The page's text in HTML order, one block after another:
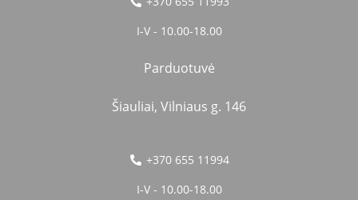
I-V - 10.00-18.00
Parduotuvė
Šiauliai, Vilniaus g. 146
+370 655 11994
I-V - 10.00-18.00